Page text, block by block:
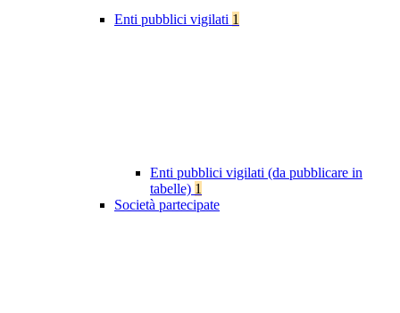
Enti pubblici vigilati 1
Enti pubblici vigilati (da pubblicare in
tabelle) 1
Società partecipate